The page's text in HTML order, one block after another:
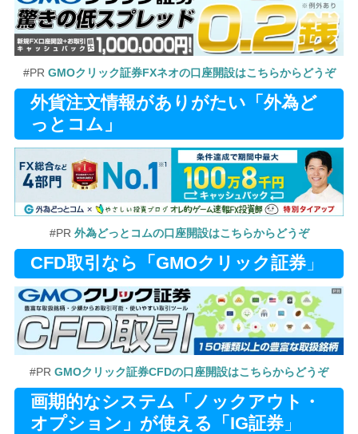
#PR GMOクリック証券FXネオの口座開設はこちらからどうぞ
外貨注文情報がありがたい「外為ど
っとコム」
#PR 外為どっとコムの口座開設はこちらからどうぞ
CFD取引なら「GMOクリック証券」
#PR GMOクリック証券CFDの口座開設はこちらからどうぞ
画期的なシステム「ノックアウト・
オプション」が使える「IG証券」